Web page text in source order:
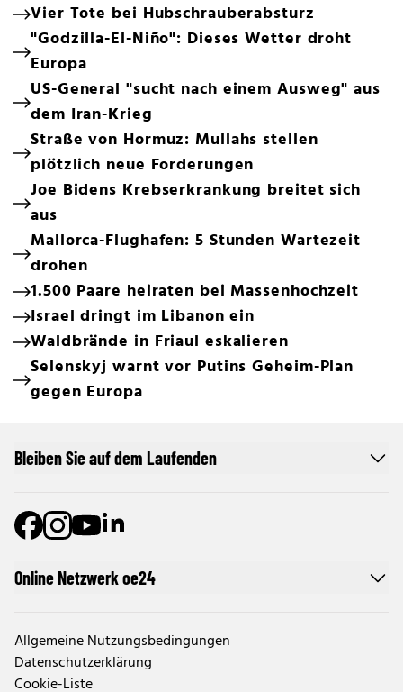
Vier Tote bei Hubschrauberabsturz
"Godzilla-El-Niño": Dieses Wetter droht
Europa
US-General "sucht nach einem Ausweg" aus
dem Iran-Krieg
Straße von Hormuz: Mullahs stellen
plötzlich neue Forderungen
Joe Bidens Krebserkrankung breitet sich
aus
Mallorca-Flughafen: 5 Stunden Wartezeit
drohen
1.500 Paare heiraten bei Massenhochzeit
Israel dringt im Libanon ein
Waldbrände in Friaul eskalieren
Selenskyj warnt vor Putins Geheim-Plan
gegen Europa
Online Netzwerk oe24
Allgemeine Nutzungsbedingungen
Datenschutzerklärung
Cookie-Liste
Bleiben Sie auf dem Laufenden